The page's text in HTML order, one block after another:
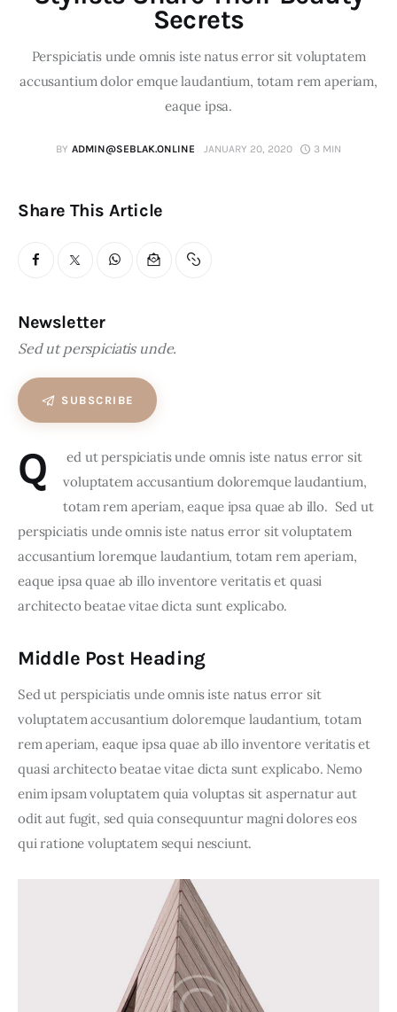
Secrets
Perspiciatis unde omnis iste natus error sit voluptatem
accusantium dolor emque laudantium, totam rem aperiam,
eaque ipsa.
BY ADMIN@SEBLAK.ONLINE JANUARY 20, 2020 3 MIN
Share This Article
Newsletter
Sed ut perspiciatis unde.
SUBSCRIBE
Q
ed ut perspiciatis unde omnis iste natus error sit
voluptatem accusantium doloremque laudantium,
totam rem aperiam, eaque ipsa quae ab illo.  Sed ut
perspiciatis unde omnis iste natus error sit voluptatem
accusantium loremque laudantium, totam rem aperiam,
eaque ipsa quae ab illo inventore veritatis et quasi
architecto beatae vitae dicta sunt explicabo.
Middle Post Heading
Sed ut perspiciatis unde omnis iste natus error sit
voluptatem accusantium doloremque laudantium, totam
rem aperiam, eaque ipsa quae ab illo inventore veritatis et
quasi architecto beatae vitae dicta sunt explicabo. Nemo
enim ipsam voluptatem quia voluptas sit aspernatur aut
odit aut fugit, sed quia consequuntur magni dolores eos
qui ratione voluptatem sequi nesciunt.